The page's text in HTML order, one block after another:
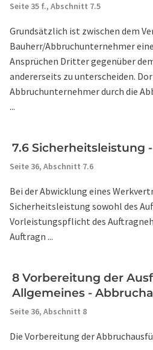
Seite 35 f., Abschnitt 7.5
Grundsätzlich ist zwischen dem
Bauherr/Abbruchunternehmer
Ansprüchen Dritter gegenüber
andererseits zu unterscheiden.
Abbruchunternehmer durch die
...
7.6 Sicherheitsleistung
Seite 36, Abschnitt 7.6
Bei der Abwicklung eines
Sicherheitsleistung sowohl des
Vorleistungspflicht des
Auftragn ...
8 Vorbereitung der
Allgemeines -
Seite 36, Abschnitt 8
Die Vorbereitung der